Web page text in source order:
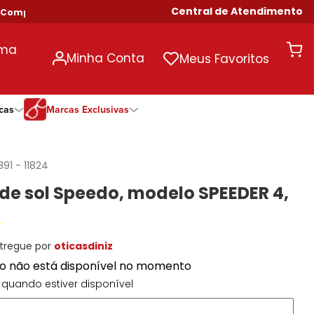
Acima de R$ 699! Central de Atendimento
Minha Conta Meus Favoritos
DNZ
DNZ
Anual
Hit
Marcas Exclusivas
-11824
sol Speedo, modelo SPEEDER 4,
por oticasdiniz
não está disponível no momento
estiver disponível